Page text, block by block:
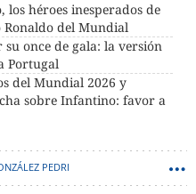
héroes inesperados de
Ronaldo del Mundial
once de gala: la versión
Portugal
del Mundial 2026 y
sobre Infantino: favor a
PEDRI